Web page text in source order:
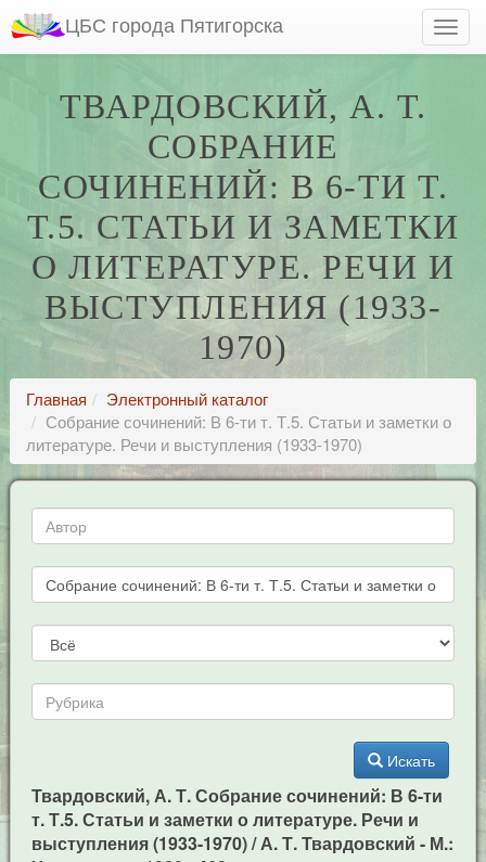
ЦБС города Пятигорска
ТВАРДОВСКИЙ, А. Т.
СОБРАНИЕ
СОЧИНЕНИЙ: В 6-ТИ Т.
Т.5. СТАТЬИ И ЗАМЕТКИ
О ЛИТЕРАТУРЕ. РЕЧИ И
ВЫСТУПЛЕНИЯ (1933-
1970)
Главная
Электронный каталог
Собрание сочинений: В 6-ти т. Т.5. Статьи и заметки о
литературе. Речи и выступления (1933-1970)
Искать
Твардовский, А. Т. Собрание сочинений: В 6-ти
т. Т.5. Статьи и заметки о литературе. Речи и
выступления (1933-1970) / А. Т. Твардовский - М.: